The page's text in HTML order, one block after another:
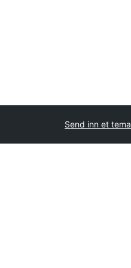
Send inn et tema